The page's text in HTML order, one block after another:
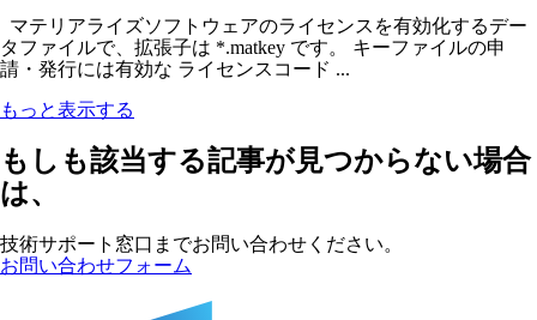
マテリアライズソフトウェアのライセンスを有効化するデー
タファイルで、拡張子は *.matkey です。 キーファイルの申
請・発行には有効な ライセンスコード ...
もっと表示する
もしも該当する記事が見つからない場合
は、
技術サポート窓口までお問い合わせください。
お問い合わせフォーム